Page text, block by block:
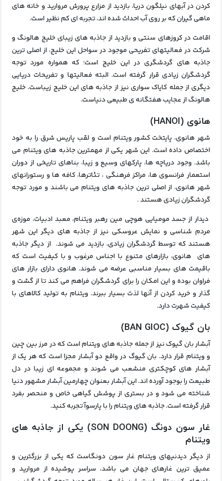
کردن در آبهای نیلگون دریا، بازدید از مزارع پرورش مروارید و خانه‌ های
ماهی گیران که بر روی آب احداث‌ شده‌ اند، تجربه ای کم نظیر است.
اقامت در کروزهای سنتی و بازدید از جاذبه های زیبای خلیج هالونگ و
شرکت در فعالیتهای تفریحی موجود در سواحل این خلیج، از اصلی‌ ترین
جاذبه‌ های گردشگری ‌در این خلیج است؛ که همواره مورد توجه
گردشگران زیادی قرار گرفته است. البته فعالیتها و تفریحات دریایی
دیگری از جمله کایاک سواری نیز از جاذبه های این خلیج زیباست. خلیج
هالونگ از عجایب هفتگانه ی طبیعی دنیاست.
هانوی (HANOI)
شهر هانوی، پایتخت کشور ویتنام است و لقب پاریس شرق را به خود
اختصاص داده است. این شهر یکی از مهمترین جاذبه های ویتنام می
باشد. وجود دریاچه‌ ها، پارکهای وسیع و زیبا، بناهای تاریخی از دوران
استعمار فرانسوی‌ ها، مراکز فرهنگی ، تئاترها، کافه‌ ها و رستورانهای
شهر هانوی، از اصلی ترین جاذبه‌ های ویتنام می باشند و مورد توجه
گردشگران زیادی هستند .
دیدار از جسد مومیایی‌ هوچی مین رهبر ویتنام، معبد ادبیات، موزه‌ی
مردم‌ شناسی و نمایش عروسکی نیز از جاذبه‌ های دیگر این شهر
هستند که توسط گردشگران زیادی، بازدید می‌ شوند. از دیگر جاذبه‌
های هانوی، بازارهای متنوع با اجناس مرغوب و با کیفیت است که
باقیمت‌ های بسیار مناسبی عرضه می‌ شوند. هانوی دارای بازار های
فراوان بوده و این امکان را برای گردشگران فراهم می‌ کند تا از گشت‌ و
گذار و خرید کردن از آنها لذت بسیار ببرند. ویتنام به تولید کالاهای با
کیفیت شهرت دارد.
بان گیوک (BAN GIOC)
آبشار بان گیوک نیز از جمله جاذبه های ویتناماست که در مرز بین چین
و ویتنام قرار دارد. بان گیوگ در واقع دو آبشار مجزا است که هر یک از
آبشار های کوچکتری منشعب می شوند و مجموعه‌ ای زیبا در دل
طبیعت را بوجود آورده اند. این آبشار بعنوان چهارمین آبشار مشهور دنیا
شناخته می‌ شود و در بستری از پوشش گیاهی خاص و منحصر بفرد
قرار گرفته است. جاذبه های ویتنام را با پارسوآ تجربه کنید.
غار سون دونگ (SON DOONG) یکی از جاذبه های
ویتنام
از دیگر دیدنیهای ویتنام غار سون دونگاست که یکی از بزرگترین و
عمیق‌ ترین غارهای جهان می باشد، سراسر پوشیده از مروارید و